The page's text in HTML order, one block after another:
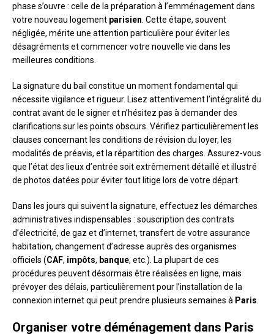
phase s’ouvre : celle de la préparation à l’emménagement dans
votre nouveau logement parisien . Cette étape, souvent
négligée, mérite une attention particulière pour éviter les
désagréments et commencer votre nouvelle vie dans les
meilleures conditions.
La signature du bail constitue un moment fondamental qui
nécessite vigilance et rigueur. Lisez attentivement l’intégralité du
contrat avant de le signer et n’hésitez pas à demander des
clarifications sur les points obscurs. Vérifiez particulièrement les
clauses concernant les conditions de révision du loyer, les
modalités de préavis, et la répartition des charges. Assurez-vous
que l’état des lieux d’entrée soit extrêmement détaillé et illustré
de photos datées pour éviter tout litige lors de votre départ.
Dans les jours qui suivent la signature, effectuez les démarches
administratives indispensables : souscription des contrats
d’électricité, de gaz et d’internet, transfert de votre assurance
habitation, changement d’adresse auprès des organismes
officiels (CAF, impôts, banque, etc.). La plupart de ces
procédures peuvent désormais être réalisées en ligne, mais
prévoyer des délais, particulièrement pour l’installation de la
connexion internet qui peut prendre plusieurs semaines à Paris
Organiser votre déménagement dans Paris